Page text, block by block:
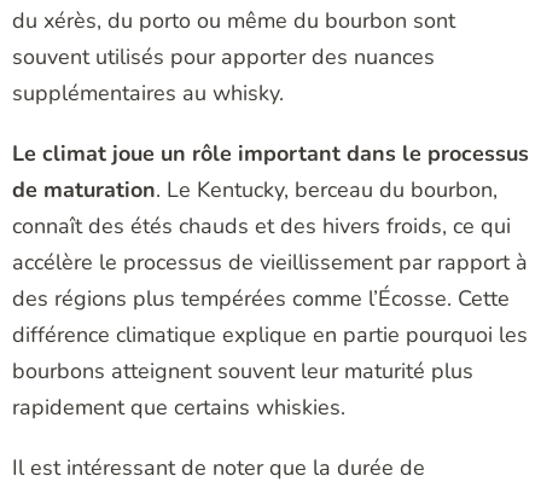
du xérès, du porto ou même du bourbon sont
souvent utilisés pour apporter des nuances
supplémentaires au whisky.
Le climat joue un rôle important dans le processus
de maturation. Le Kentucky, berceau du bourbon,
connaît des étés chauds et des hivers froids, ce qui
accélère le processus de vieillissement par rapport à
des régions plus tempérées comme l’Écosse. Cette
différence climatique explique en partie pourquoi les
bourbons atteignent souvent leur maturité plus
rapidement que certains whiskies.
Il est intéressant de noter que la durée de